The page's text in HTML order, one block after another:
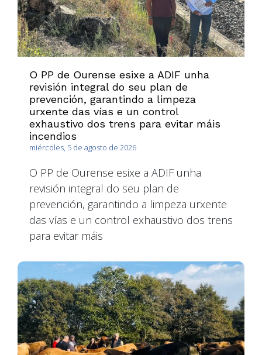
O PP de Ourense esixe a ADIF unha
revisión integral do seu plan de
prevención, garantindo a limpeza
urxente das vías e un control
exhaustivo dos trens para evitar máis
incendios
miércoles, 5 de agosto de 2026
O PP de Ourense esixe a ADIF unha
revisión integral do seu plan de
prevención, garantindo a limpeza urxente
das vías e un control exhaustivo dos trens
para evitar máis